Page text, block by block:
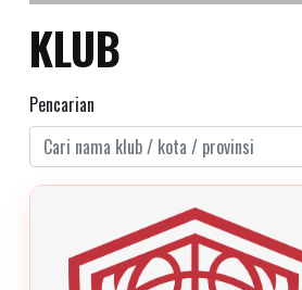
KLUB
Pencarian